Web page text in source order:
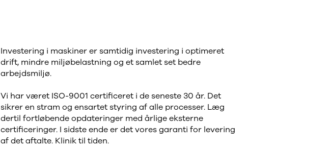
Investering i maskiner er samtidig investering i optimeret
drift, mindre miljøbelastning og et samlet set bedre
arbejdsmiljø.
Vi har været ISO-9001 certificeret i de seneste 30 år. Det
sikrer en stram og ensartet styring af alle processer. Læg
dertil fortløbende opdateringer med årlige eksterne
certificeringer. I sidste ende er det vores garanti for levering
af det aftalte. Klinik til tiden.